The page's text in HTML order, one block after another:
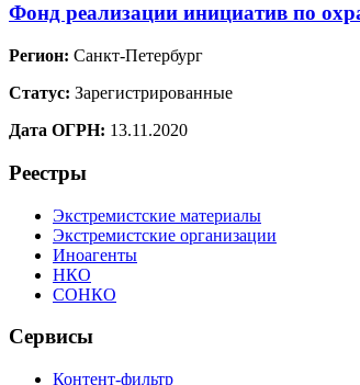
Фонд реализации инициатив по
Регион: Санкт-Петербург
Статус: Зарегистрированные
Дата ОГРН: 13.11.2020
Реестры
Экстремистские материалы
Экстремистские организации
Иноагенты
НКО
СОНКО
Сервисы
Контент-фильтр